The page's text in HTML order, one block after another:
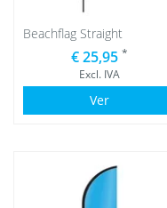
Beachflag Straight
€ 25,95 *
Excl. IVA
Ver